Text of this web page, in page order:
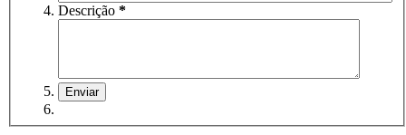
Descrição *